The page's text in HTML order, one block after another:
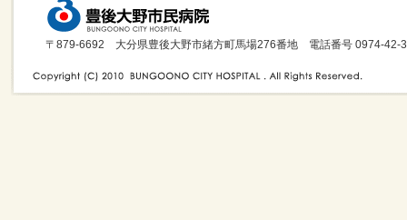
〒879-6692 大分県豊後大野市緒方町馬場276番地 電話番号 0974-42-